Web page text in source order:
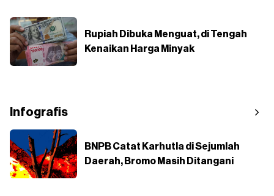
Rupiah Dibuka Menguat, di Tengah
Kenaikan Harga Minyak
Infografis
BNPB Catat Karhutla di Sejumlah
Daerah, Bromo Masih Ditangani